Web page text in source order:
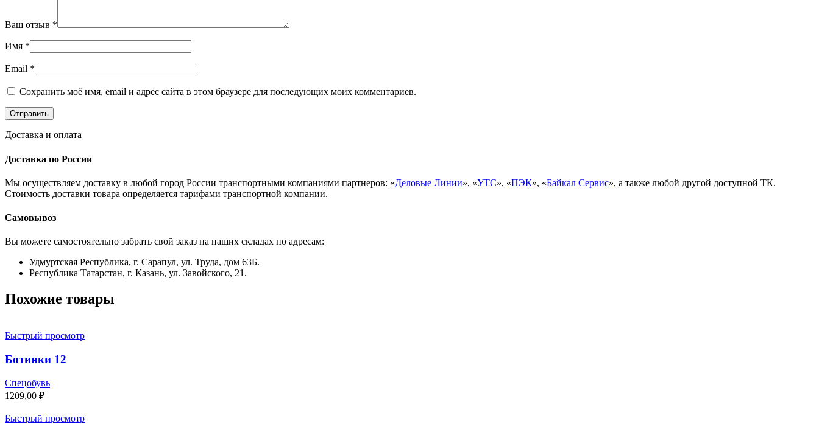
Ваш отзыв *
Имя *
Email *
Сохранить моё имя, email и адрес сайта в этом браузере для последующих моих комментариев.
Доставка и оплата
Доставка по России
Мы осуществляем доставку в любой город России транспортными компаниями партнеров: «Деловые Линии», «УТС», «ПЭК», «Байкал Сервис», а также любой другой доступной ТК.
Стоимость доставки товара определяется тарифами транспортной компании.
Самовывоз
Вы можете самостоятельно забрать свой заказ на наших складах по адресам:
Удмуртская Республика, г. Сарапул, ул. Труда, дом 63Б.
Республика Татарстан, г. Казань, ул. Завойского, 21.
Похожие товары
Быстрый просмотр
Ботинки 12
Спецобувь
1209,00 ₽
Быстрый просмотр